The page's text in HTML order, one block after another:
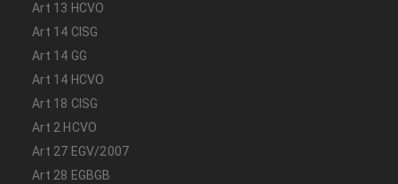
Art 13 HCVO
Art 14 CISG
Art 14 GG
Art 14 HCVO
Art 18 CISG
Art 2 HCVO
Art 27 EGV/2007
Art 28 EGBGB